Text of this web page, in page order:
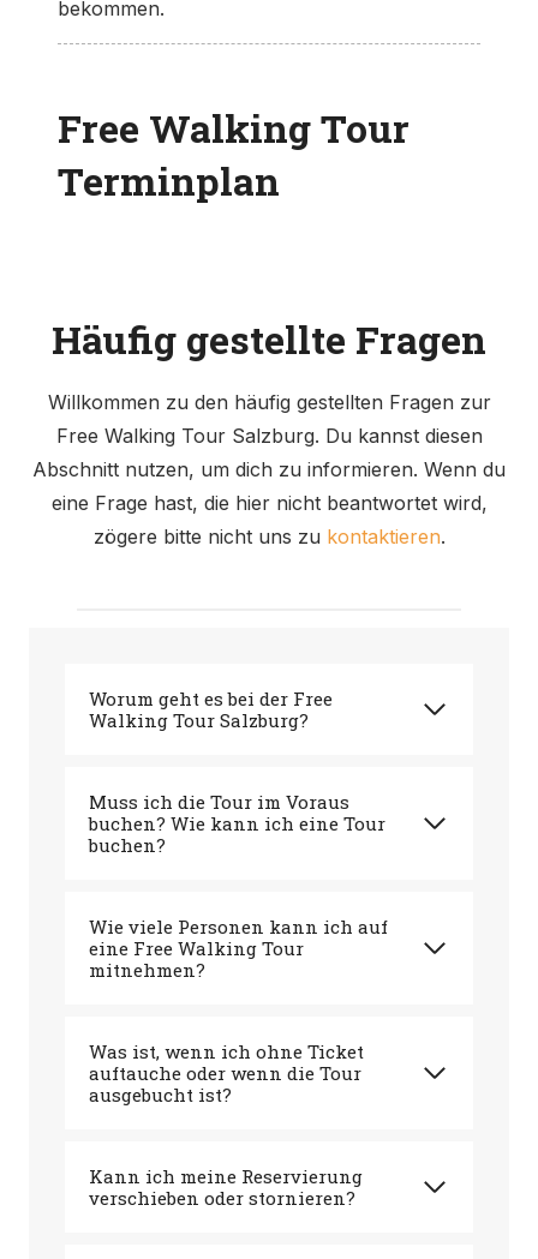
bekommen.
Free Walking Tour
Terminplan
Häufig gestellte Fragen
Willkommen zu den häufig gestellten Fragen zur
Free Walking Tour Salzburg. Du kannst diesen
Abschnitt nutzen, um dich zu informieren. Wenn du
eine Frage hast, die hier nicht beantwortet wird,
zögere bitte nicht uns zu kontaktieren.
Worum geht es bei der Free
Walking Tour Salzburg?
Muss ich die Tour im Voraus
buchen? Wie kann ich eine Tour
buchen?
Wie viele Personen kann ich auf
eine Free Walking Tour
mitnehmen?
Was ist, wenn ich ohne Ticket
auftauche oder wenn die Tour
ausgebucht ist?
Kann ich meine Reservierung
verschieben oder stornieren?